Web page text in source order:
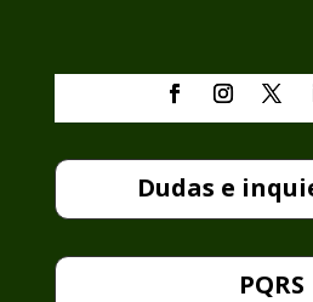
Dudas e
PQRS